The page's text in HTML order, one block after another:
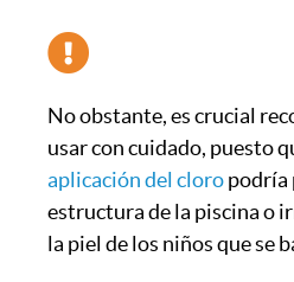
No obstante, es crucial
usar con cuidado, puesto
aplicación del cloropodría
estructura de la piscina o
la piel de los niños que se